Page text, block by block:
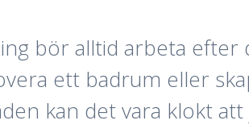
bör alltid arbeta
ett badrum eller
kan det vara klokt